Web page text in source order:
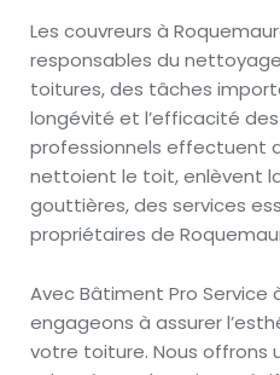
Les couvreurs à
responsables du
toitures, des tâches
longévité et l’efficacité
professionnels effectuent
nettoient le toit, enlèvent
gouttières, des services
propriétaires de
Avec Bâtiment Pro Service
engageons à assurer
votre toiture. Nous offrons